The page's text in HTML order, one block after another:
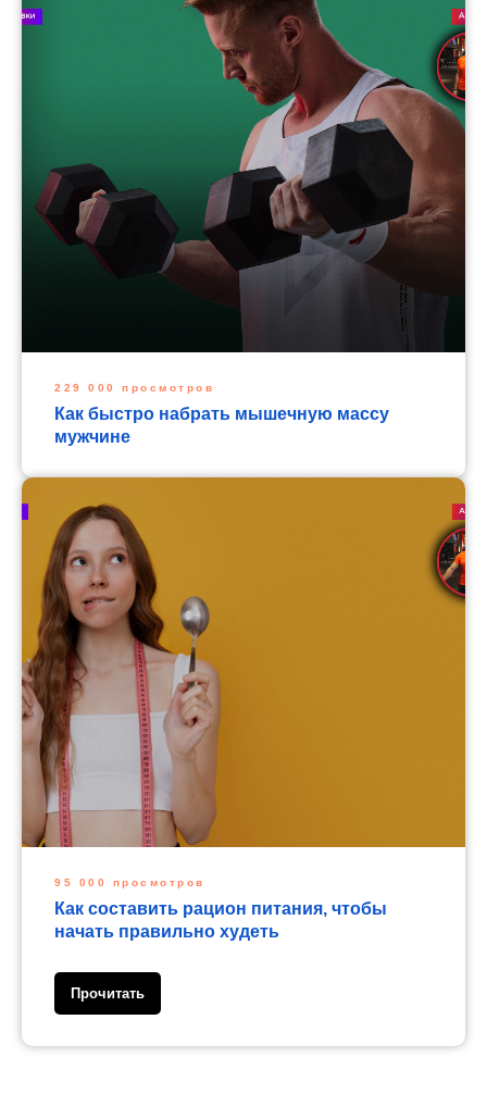
229 000 просмотров
Как быстро набрать мышечную массу
мужчине
95 000 просмотров
Как составить рацион питания, чтобы
начать правильно худеть
Прочитать